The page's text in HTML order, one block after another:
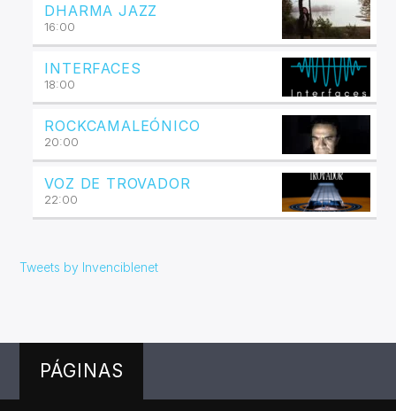
DHARMA JAZZ
16:00
INTERFACES
18:00
ROCKCAMALEÓNICO
20:00
VOZ DE TROVADOR
22:00
Tweets by Invenciblenet
PÁGINAS